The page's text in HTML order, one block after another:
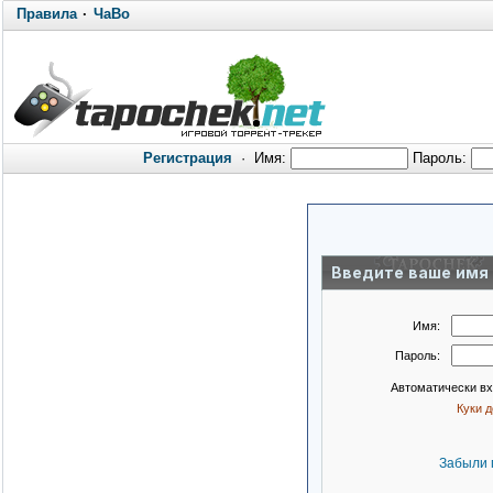
Правила· ЧаВо
Регистрация · Имя: Пароль:
Введите ваше имя
Имя:
Пароль:
Автоматически
Куки
Забыли